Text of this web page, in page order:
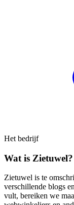
Het bedrijf
Wat is Zietuwel?
Zietuwel is te
verschillende blogs
vult, bereiken we